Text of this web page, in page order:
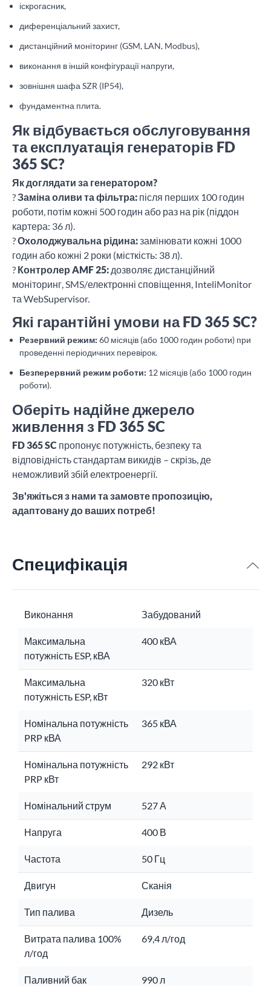
іскрогасник,
диференціальний захист,
дистанційний моніторинг (GSM, LAN, Modbus),
виконання в іншій конфігурації напруги,
зовнішня шафа SZR (IP54),
фундаментна плита.
Як відбувається обслуговування
та експлуатація генераторів FD
365 SC?
Як доглядати за генератором?
?Заміна оливи та фільтра: після перших 100 годин
роботи, потім кожні 500 годин або раз на рік (піддон
картера: 36 л).
?Охолоджувальна рідина:замінювати кожні 1000
годин або кожні 2 роки (місткість: 38 л).
? Контролер AMF 25: дозволяє дистанційний
моніторинг, SMS/електронні сповіщення, InteliMonitor
та WebSupervisor.
Які гарантійні умови на FD 365 SC?
Резервний режим: 60 місяців (або 1000 годин роботи) при
проведенні періодичних перевірок.
Безперервний режим роботи: 12 місяців (або 1000 годин
роботи).
Оберіть надійне джерело
живлення з FD 365 SC
FD 365 SC пропонує потужність, безпеку та
відповідність стандартам викидів – скрізь, де
неможливий збій електроенергії.
Зв'яжіться з нами та замовте пропозицію,
адаптовану до ваших потреб!
Специфікація
Виконання Забудований
Максимальна
потужність ESP, кВА
400 кВА
Максимальна
потужність ESP, кВт
320 кВт
Номінальна потужність
PRP кВА
365 кВА
Номінальна потужність
PRP кВт
292 кВт
Номінальний струм 527 А
Напруга 400 В
Частота 50 Гц
Двигун Сканія
Тип палива Дизель
Витрата палива 100%
л/год
69,4 л/год
Паливний бак 990 л